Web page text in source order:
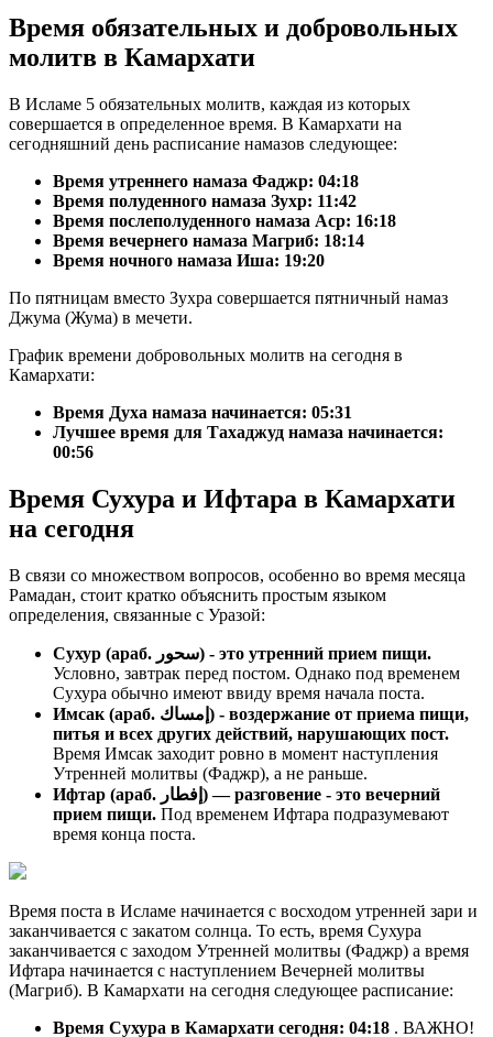
Время обязательных и добровольных
молитв в Камархати
В Исламе 5 обязательных молитв, каждая из которых
совершается в определенное время. В Камархати на
сегодняшний день расписание намазов следующее:
Время утреннего намаза Фаджр: 04:18
Время полуденного намаза Зухр: 11:42
Время послеполуденного намаза Аср: 16:18
Время вечернего намаза Магриб: 18:14
Время ночного намаза Иша: 19:20
По пятницам вместо Зухра совершается пятничный намаз
Джума (Жума) в мечети.
График времени добровольных молитв на сегодня в
Камархати:
Время Духа намаза начинается: 05:31
Лучшее время для Тахаджуд намаза начинается:
00:56
Время Сухура и Ифтара в Камархати
на сегодня
В связи со множеством вопросов, особенно во время месяца
Рамадан, стоит кратко объяснить простым языком
определения, связанные с Уразой:
Сухур (араб. سحور) - это утренний прием пищи.
Условно, завтрак перед постом. Однако под временем
Сухура обычно имеют ввиду время начала поста.
Имсак (араб. إمساك) - воздержание от приема пищи,
питья и всех других действий, нарушающих пост.
Время Имсак заходит ровно в момент наступления
Утренней молитвы (Фаджр), а не раньше.
Ифтар (араб. إفطار) — разговение - это вечерний
прием пищи. Под временем Ифтара подразумевают
время конца поста.
Время поста в Исламе начинается с восходом утренней зари и
заканчивается с закатом солнца. То есть, время Сухура
заканчивается с заходом Утренней молитвы (Фаджр) а время
Ифтара начинается с наступлением Вечерней молитвы
(Магриб). В Камархати на сегодня следующее расписание:
Время Сухура в Камархати сегодня: 04:18 . ВАЖНО!